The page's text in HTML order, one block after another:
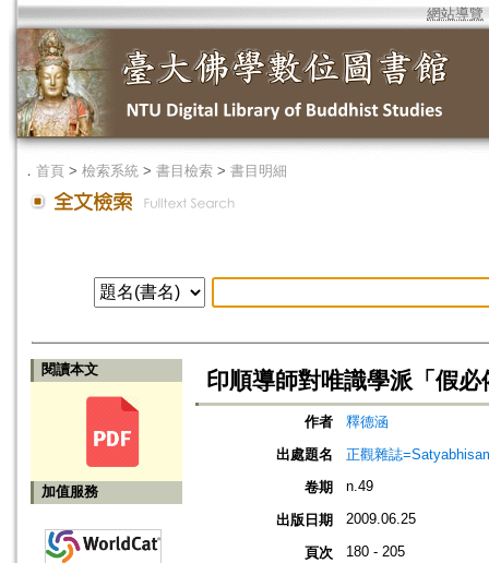
網站導覽
． 首頁 > 檢索系統 > 書目檢索 > 書目明細
閱讀本文
加值服務
印順導師對唯識學派「假
作者
釋德涵
出處題名
正觀雜誌
卷期
n.49
出版日期 2009.06.25
頁次 180 - 205